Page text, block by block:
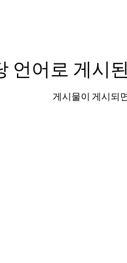
언어로 게시
게시물이 게시되